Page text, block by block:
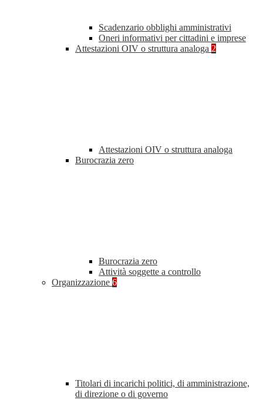
Scadenzario obblighi amministrativi
Oneri informativi per cittadini e imprese
Attestazioni OIV o struttura analoga 2
Attestazioni OIV o struttura analoga
Burocrazia zero
Burocrazia zero
Attività soggette a controllo
Organizzazione 6
Titolari di incarichi politici, di amministrazione,
di direzione o di governo